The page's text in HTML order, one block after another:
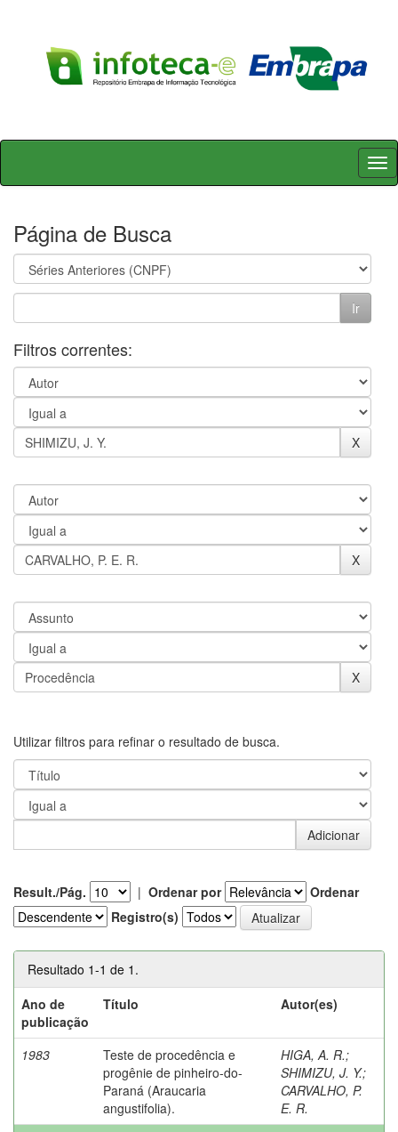
Skip
Página de Busca
Filtros correntes:
Utilizar filtros para refinar o resultado de busca.
Result./Pág. | Ordenar por
Ordenar
Registro(s)
Resultado 1-1 de 1.
Ano de
publicação
Título Autor(es)
1983
Teste de procedência e
progênie de pinheiro-do-
Paraná (Araucaria
angustifolia).
HIGA, A. R.;
SHIMIZU, J. Y.;
CARVALHO, P.
E. R.